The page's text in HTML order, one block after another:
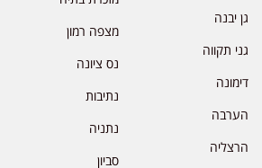
גן יבנה
גני תקווה
דימונה
הערבה
הרצליה
מצפה רמון
נס ציונה
נתיבות
נתניה
סביון